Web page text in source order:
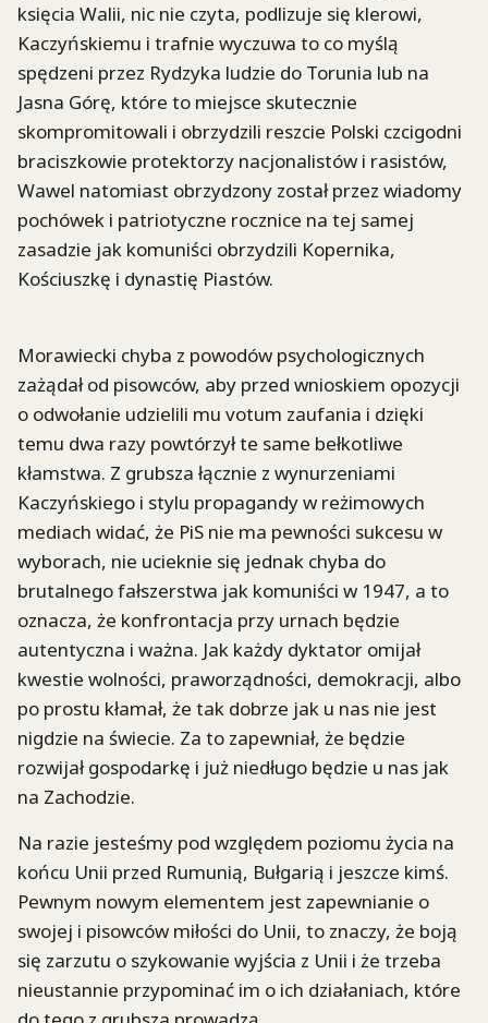
księcia Walii, nic nie czyta, podlizuje się klerowi,
Kaczyńskiemu i trafnie wyczuwa to co myślą
spędzeni przez Rydzyka ludzie do Torunia lub na
Jasna Górę, które to miejsce skutecznie
skompromitowali i obrzydzili reszcie Polski czcigodni
braciszkowie protektorzy nacjonalistów i rasistów,
Wawel natomiast obrzydzony został przez wiadomy
pochówek i patriotyczne rocznice na tej samej
zasadzie jak komuniści obrzydzili Kopernika,
Kościuszkę i dynastię Piastów.
Morawiecki chyba z powodów psychologicznych
zażądał od pisowców, aby przed wnioskiem opozycji
o odwołanie udzielili mu votum zaufania i dzięki
temu dwa razy powtórzył te same bełkotliwe
kłamstwa. Z grubsza łącznie z wynurzeniami
Kaczyńskiego i stylu propagandy w reżimowych
mediach widać, że PiS nie ma pewności sukcesu w
wyborach, nie ucieknie się jednak chyba do
brutalnego fałszerstwa jak komuniści w 1947, a to
oznacza, że konfrontacja przy urnach będzie
autentyczna i ważna. Jak każdy dyktator omijał
kwestie wolności, praworządności, demokracji, albo
po prostu kłamał, że tak dobrze jak u nas nie jest
nigdzie na świecie. Za to zapewniał, że będzie
rozwijał gospodarkę i już niedługo będzie u nas jak
na Zachodzie.
Na razie jesteśmy pod względem poziomu życia na
końcu Unii przed Rumunią, Bułgarią i jeszcze kimś.
Pewnym nowym elementem jest zapewnianie o
swojej i pisowców miłości do Unii, to znaczy, że boją
się zarzutu o szykowanie wyjścia z Unii i że trzeba
nieustannie przypominać im o ich działaniach, które